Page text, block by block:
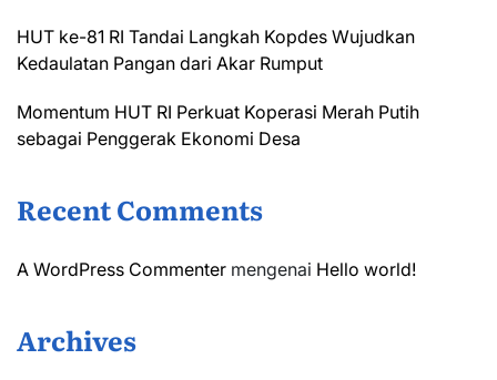
HUT ke-81 RI Tandai Langkah Kopdes Wujudkan
Kedaulatan Pangan dari Akar Rumput
Momentum HUT RI Perkuat Koperasi Merah Putih
sebagai Penggerak Ekonomi Desa
Recent Comments
A WordPress Commenter mengenai Hello world!
Archives